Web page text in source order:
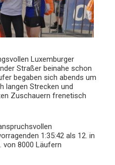
Luxemburger
Straßer beinahe schon
begaben sich abends um
langen Strecken und
Zuschauern frenetisch
1:35:42 als 12. in
von 8000 Läufern